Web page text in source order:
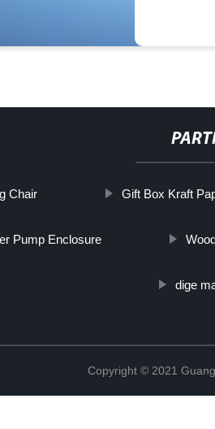
Chair Gift Box Kraft
Pump Enclosure
dige
Copyright © 2021